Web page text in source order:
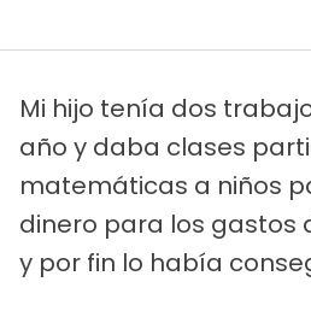
Mi hijo tenía dos
año y daba clases
matemáticas a niños
dinero para los gastos
y por fin lo había